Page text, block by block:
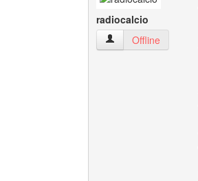
radiocalcio
radiocalcio Profilo
Offline